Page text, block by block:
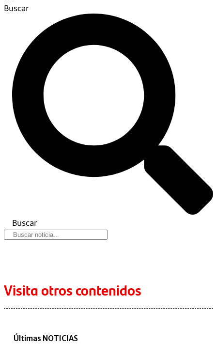
Buscar
Buscar
Visita otros contenidos
Últimas NOTICIAS